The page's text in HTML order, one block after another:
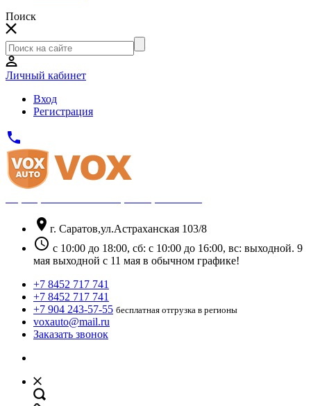
Поиск
Личный кабинет
Вход
Регистрация
phone
location_on г. Саратов,ул.Астраханская 103/8
schedule с 10:00 до 18:00, сб: с 10:00 до 16:00, вс: выходной. 9
мая выходной с 11 мая в обычном графике!
+7 8452 717 741
+7 8452 717 741
+7 904 243-57-55 бесплатная отгрузка в регионы
voxauto@mail.ru
Заказать звонок